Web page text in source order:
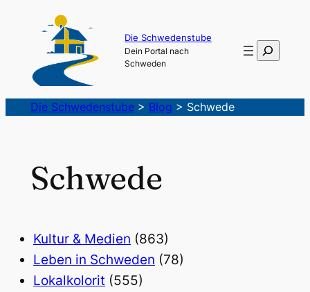
Die Schwedenstube
Dein Portal nach
Schweden
Suchen
Die Schwedenstube> Blog > Schwede
Schwede
Kultur & Medien (863)
Leben in Schweden (78)
Lokalkolorit (555)